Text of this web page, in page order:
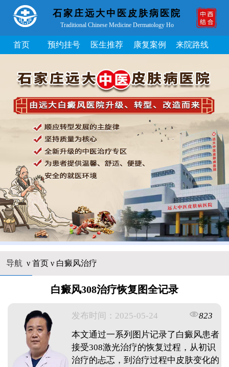
石家庄远大中医皮肤病医院
Traditional Chinese Medicine Dermatology Ho
首页 预约挂号 医生推荐 康复案例 来院路线
导航 ν 首页ν 白癜风治疗
白癜风308治疗恢复图全记录
发布时间：2025-05-24
823
本文通过一系列图片记录了白癜风患者
接受308激光治疗的恢复过程，从初识
治疗的忐忑，到治疗过程中皮肤变化的